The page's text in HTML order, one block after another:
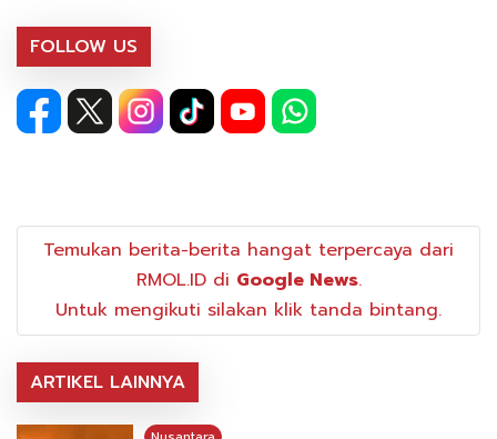
FOLLOW US
Temukan berita-berita hangat terpercaya dari
RMOL.ID di Google News.
Untuk mengikuti silakan klik tanda bintang.
ARTIKEL LAINNYA